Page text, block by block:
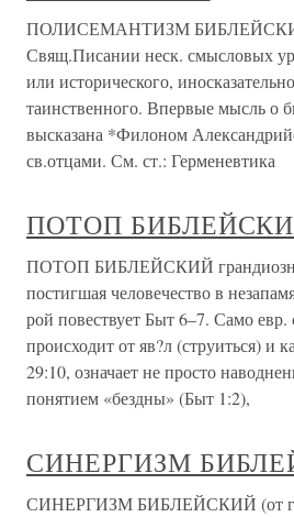
ПОЛИСЕМАНТИЗМ
Свящ.Писании неск. смысловых
или исторического,
таинственного. Впервые мысль о
высказана *Филоном
св.отцами. См. ст.: Герменевтика
ПОТОП
ПОТОП БИБЛЕЙСКИЙ
постигшая человечество в
рой повествует Быт 6–7. Само евр.
происходит от яв?л (струиться) и
29:10, означает не просто
понятием «бездны» (Быт 1:2),
СИНЕРГИЗМ
СИНЕРГИЗМ БИБЛЕЙСКИЙ (от